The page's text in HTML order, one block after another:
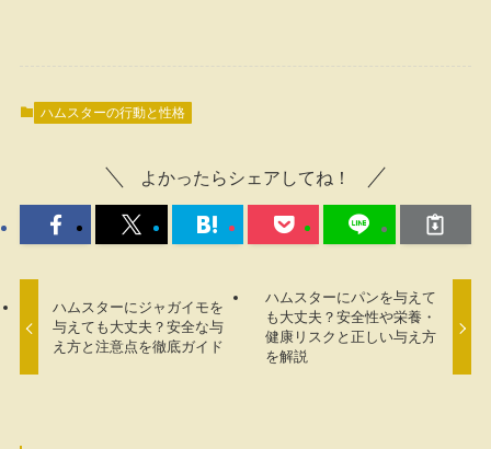
ハムスターの行動と性格
よかったらシェアしてね！
ハムスターにジャガイモを
与えても大丈夫？安全な与
え方と注意点を徹底ガイド
ハムスターにパンを与えて
も大丈夫？安全性や栄養・
健康リスクと正しい与え方
を解説